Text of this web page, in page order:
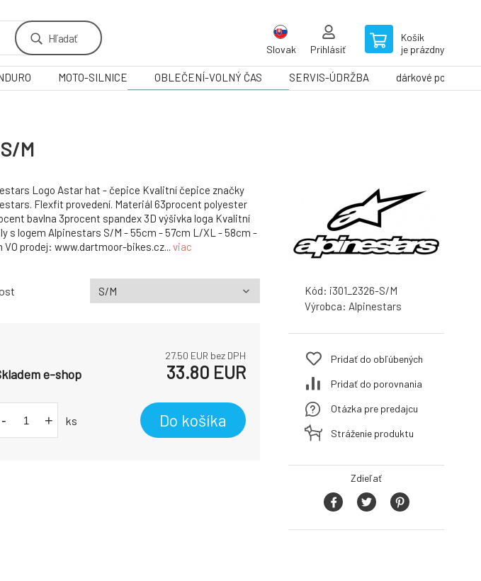
Hľadať
Slovak Prihlásiť
Košík
je prázdny
MOTO-SILNICE OBLEČENÍ-VOLNÝ ČAS SERVIS-ÚDRŽBA dárkové poukazy
M
Logo Astar hat - čepice Kvalitní čepice značky
Flexfit provedení. Materiál 63procent polyester
bavlna 3procent spandex 3D výšivka loga Kvalitní
s logem Alpinestars S/M - 55cm - 57cm L/XL - 58cm -
VO prodej: www.dartmoor-bikes.cz... viac
27.50 EUR bez DPH
e-shop 33.80 EUR
- + ks Do košíka
Kód: i301_2326-S/M
Výrobca: Alpinestars
Pridať do obľúbených
Pridať do porovnania
Otázka pre predajcu
Stráženie produktu
Zdieľať